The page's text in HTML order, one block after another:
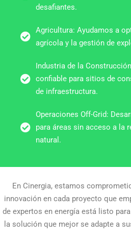
desafiantes.
Agricultura: Ayudamos a
agrícola y la gestión de
Industria de la
confiable para sitios de
de infraestructura.
Operaciones Off-Grid:
para áreas sin acceso a la
natural.
En Cinergia, estamos
innovación en cada proyecto que
de expertos en energía está listo
la solución que mejor se adapte a